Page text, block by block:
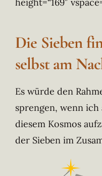
Die Sieben
selbst am
Es würde den
sprengen, wenn
diesem Kosmos
der Sieben im